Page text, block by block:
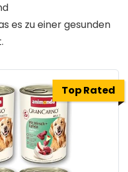
es zu einer gesunden
Top Rated